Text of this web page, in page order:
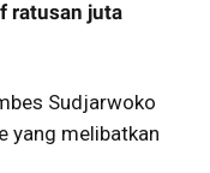
ratusan juta
Sudjarwoko
yang melibatkan